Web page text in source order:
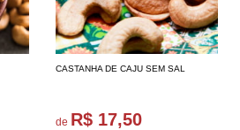
CASTANHA DE CAJU SEM SAL
de R$ 17,50